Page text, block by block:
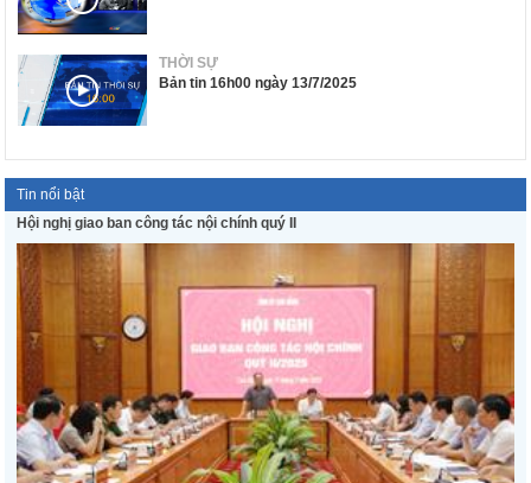
THỜI SỰ
Bản tin 16h00 ngày 13/7/2025
Tin nổi bật
Hội nghị giao ban công tác nội chính quý II